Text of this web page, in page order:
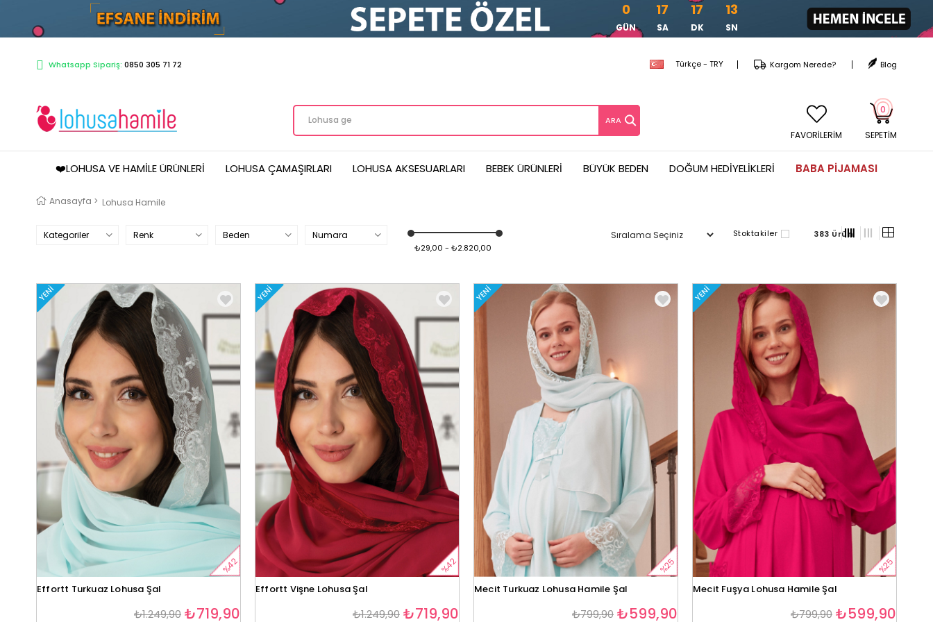
0
GÜN
17
SA
17
DK
11
SN
Whatsapp Sipariş: 0850 305 71 72 Türkçe - TRY Blog
Kargom Nerede?
SEPETIM
0
FAVORİLERİM
❤️LOHUSA VE HAMILE ÜRÜNLERI LOHUSA ÇAMAŞIRLARI LOHUSA AKSESUARLARI BEBEK ÜRÜNLERI BÜYÜK BEDEN DOĞUM HEDIYELIKLERI BABA PIJAMASI
Anasayfa > Lohusa Hamile
Kategoriler Renk Beden Numara
₺29,00 - ₺2.820,00
Stoktakiler 383 Ürün
YENI
%42
Effortt Turkuaz Lohusa Şal
₺719,90
₺1.249,90
YENI
%42
Effortt Vişne Lohusa Şal
₺719,90
₺1.249,90
YENI
%25
Mecit Turkuaz Lohusa Hamile Şal
₺599,90
₺799,90
YENI
%25
Mecit Fuşya Lohusa Hamile Şal
₺599,90
₺799,90